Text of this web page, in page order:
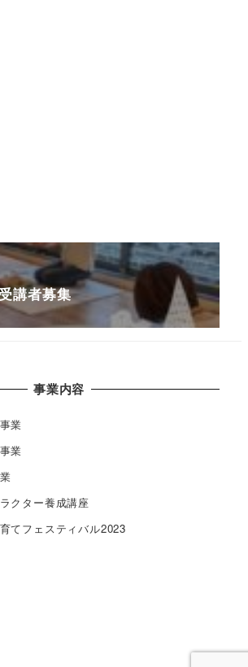
講者募集
事業内容
業
業
クター養成講座
てフェスティバル2023